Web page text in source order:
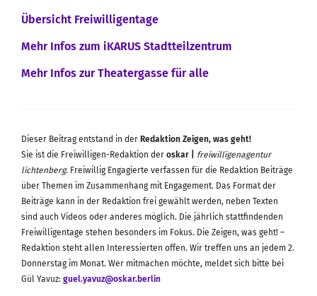
Übersicht Freiwilligentage
Mehr Infos zum iKARUS Stadtteilzentrum
Mehr Infos zur Theatergasse für alle
Dieser Beitrag entstand in der Redaktion Zeigen, was geht!
Sie ist die Freiwilligen-Redaktion der oskar |
freiwilligenagentur
lichtenberg. Freiwillig Engagierte verfassen für die Redaktion Beiträge
über Themen im Zusammenhang mit Engagement. Das Format der
Beiträge kann in der Redaktion frei gewählt werden, neben Texten
sind auch Videos oder anderes möglich. Die jährlich stattfindenden
Freiwilligentage stehen besonders im Fokus. Die Zeigen, was geht! –
Redaktion steht allen Interessierten offen. Wir treffen uns an jedem 2.
Donnerstag im Monat. Wer mitmachen möchte, meldet sich bitte bei
Gül Yavuz: guel.yavuz@oskar.berlin